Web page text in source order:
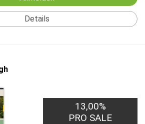
Details
13,00%
PRO SALE